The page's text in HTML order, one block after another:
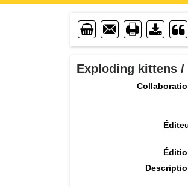
Enveloppe
Exploding kittens /